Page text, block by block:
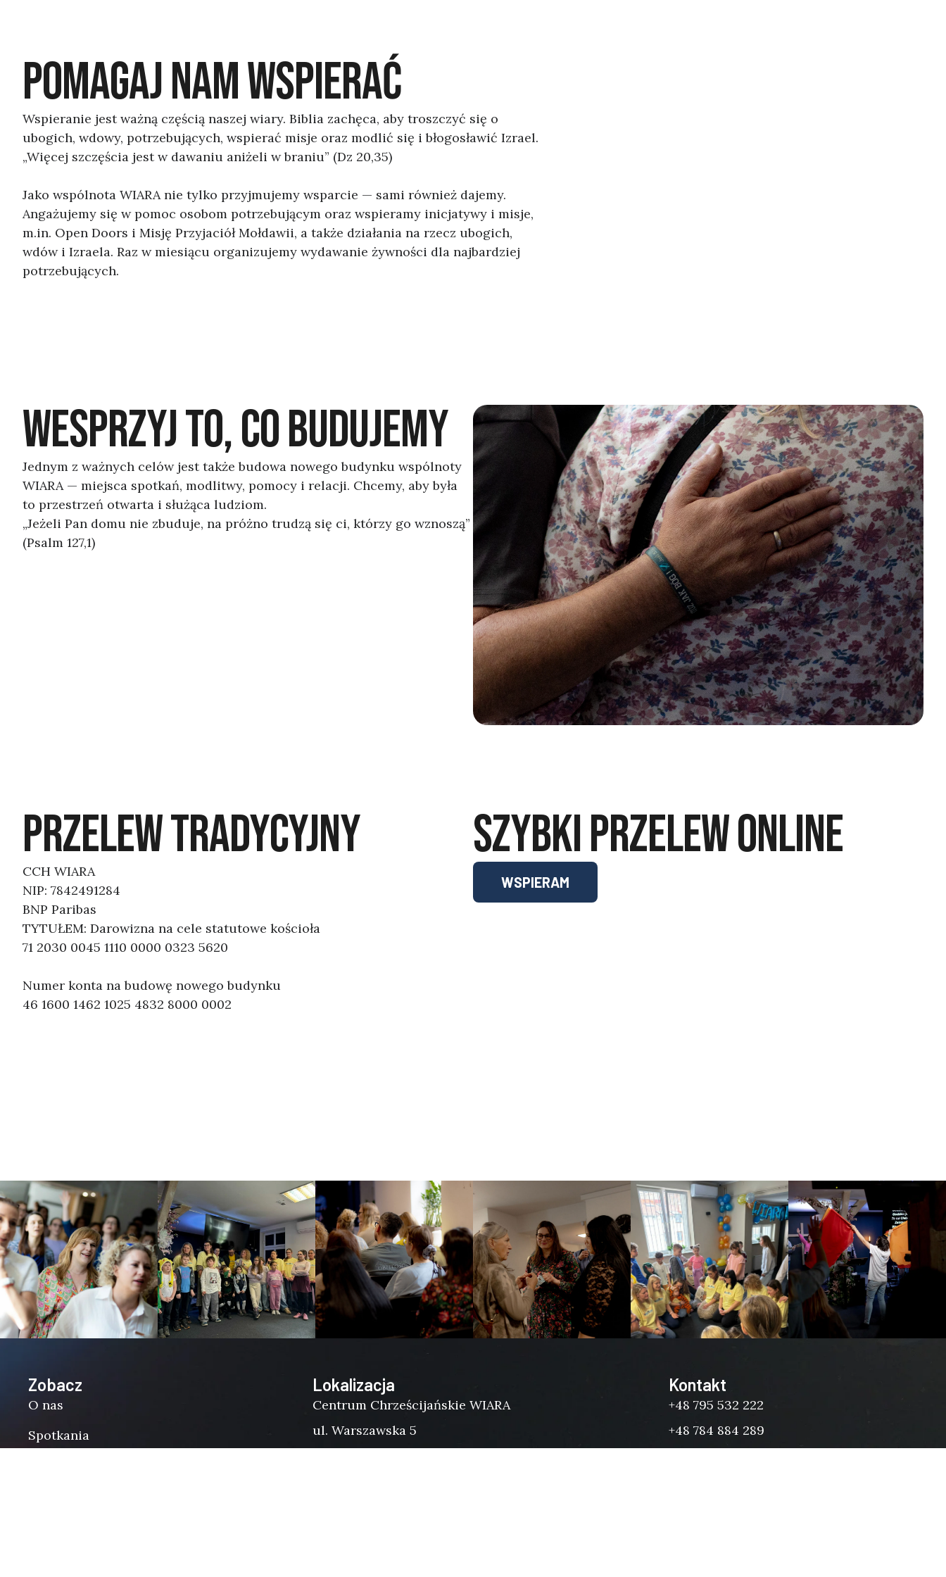
POMAGAJ NAM WSPIERAĆ
Wspieranie jest ważną częścią naszej wiary. Biblia zachęca, aby troszczyć się o
ubogich, wdowy, potrzebujących, wspierać misje oraz modlić się i błogosławić Izrael.
„Więcej szczęścia jest w dawaniu aniżeli w braniu” (Dz 20,35)
Jako wspólnota WIARA nie tylko przyjmujemy wsparcie — sami również dajemy.
Angażujemy się w pomoc osobom potrzebującym oraz wspieramy inicjatywy i misje,
m.in. Open Doors i Misję Przyjaciół Mołdawii, a także działania na rzecz ubogich,
wdów i Izraela. Raz w miesiącu organizujemy wydawanie żywności dla najbardziej
potrzebujących.
WESPRZYJ TO, CO BUDUJEMY
Jednym z ważnych celów jest także budowa nowego budynku wspólnoty
WIARA — miejsca spotkań, modlitwy, pomocy i relacji. Chcemy, aby była
to przestrzeń otwarta i służąca ludziom.
„Jeżeli Pan domu nie zbuduje, na próżno trudzą się ci, którzy go wznoszą”
(Psalm 127,1)
PRZELEW TRADYCYJNY
CCH WIARA
NIP: 7842491284
BNP Paribas
TYTUŁEM: Darowizna na cele statutowe kościoła
71 2030 0045 1110 0000 0323 5620
Numer konta na budowę nowego budynku
46 1600 1462 1025 4832 8000 0002
SZYBKI PRZELEW ONLINE
WSPIERAM
Zobacz
O nas
Spotkania
Lokalizacja
Centrum Chrześcijańskie WIARA
ul. Warszawska 5
Kontakt
+48 795 532 222
+48 784 884 289